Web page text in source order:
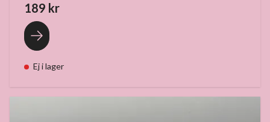
189 kr
Ej i lager